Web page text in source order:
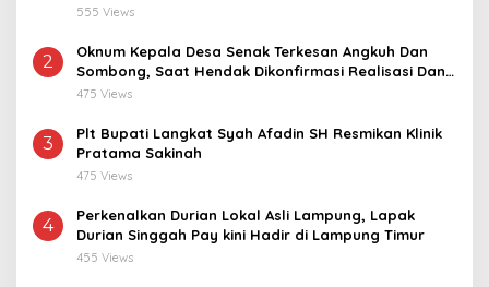
555 Views
2
Oknum Kepala Desa Senak Terkesan Angkuh Dan
Sombong, Saat Hendak Dikonfirmasi Realisasi Dana
Desa 2021-2024
475 Views
3
Plt Bupati Langkat Syah Afadin SH Resmikan Klinik
Pratama Sakinah
475 Views
4
Perkenalkan Durian Lokal Asli Lampung, Lapak
Durian Singgah Pay kini Hadir di Lampung Timur
455 Views